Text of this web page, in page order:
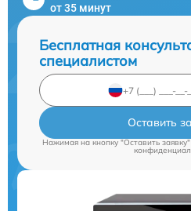
от 35 минут
Бесплатная
специалистом
Оставить
Нажимая на кнопку "Оставить